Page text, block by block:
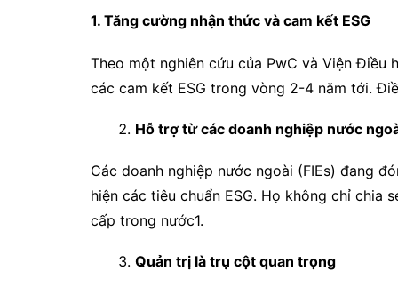
1. Tăng cường nhận thức và cam kết ESG
Theo một nghiên cứu của PwC và Viện Điều
các cam kết ESG trong vòng 2-4 năm tới.
Hỗ trợ từ các doanh nghiệp nước
Các doanh nghiệp nước ngoài (FIEs) đang
hiện các tiêu chuẩn ESG. Họ không chỉ
cấp trong nước1.
Quản trị là trụ cột quan trọng